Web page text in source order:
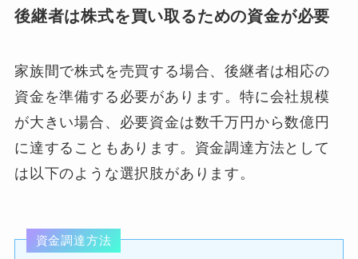
後継者は株式を買い取るための資金が必要
家族間で株式を売買する場合、後継者は相応の
資金を準備する必要があります。特に会社規模
が大きい場合、必要資金は数千万円から数億円
に達することもあります。資金調達方法として
は以下のような選択肢があります。
資金調達方法